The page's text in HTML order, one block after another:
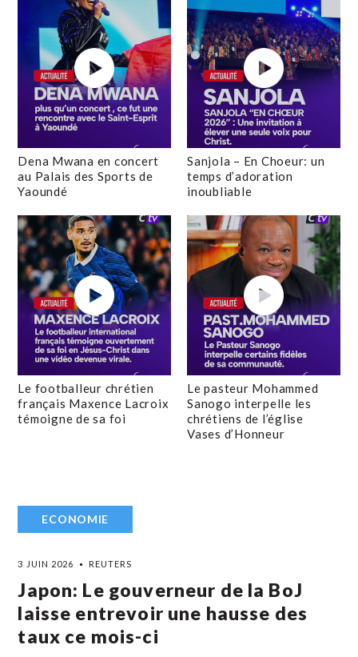
Dena Mwana en concert
au Palais des Sports de
Yaoundé
Sanjola – En Choeur: un
temps d’adoration
inoubliable
Le footballeur chrétien
français Maxence Lacroix
témoigne de sa foi
Le pasteur Mohammed
Sanogo interpelle les
chrétiens de l’église
Vases d’Honneur
ECONOMIE
3 JUIN 2026 REUTERS
Japon: Le gouverneur de la BoJ
laisse entrevoir une hausse des
taux ce mois-ci